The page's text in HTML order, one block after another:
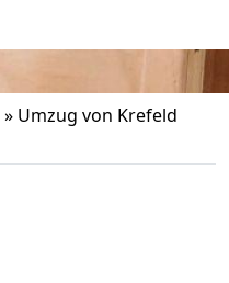
» Umzug von Krefeld